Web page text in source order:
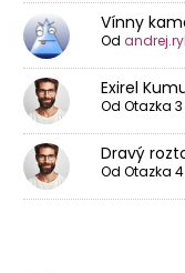
Vínny
Od
Exirel
OdOtazka
Dravý
OdOtazka